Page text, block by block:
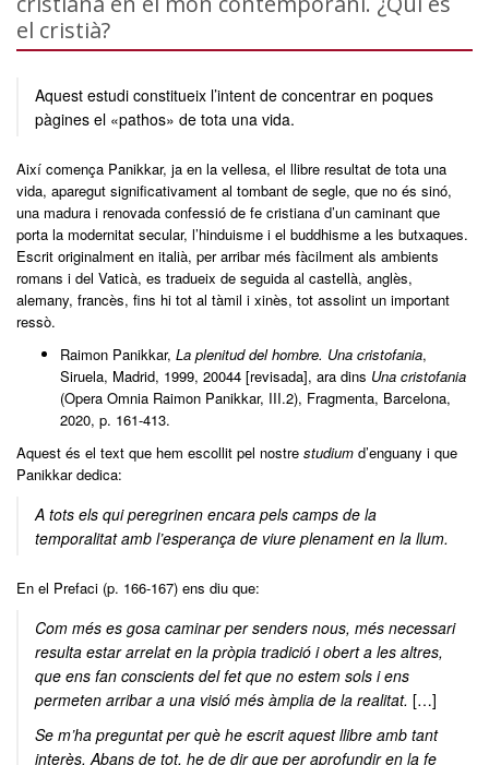
el cristià?
Aquest estudi constitueix l’intent de concentrar en poques
pàgines el «pathos» de tota una vida.
Així comença Panikkar, ja en la vellesa, el llibre resultat de tota una
vida, aparegut significativament al tombant de segle, que no és sinó,
una madura i renovada confessió de fe cristiana d’un caminant que
porta la modernitat secular, l’hinduisme i el buddhisme a les butxaques.
Escrit originalment en italià, per arribar més fàcilment als ambients
romans i del Vaticà, es tradueix de seguida al castellà, anglès,
alemany, francès, fins hi tot al tàmil i xinès, tot assolint un important
ressò.
Raimon Panikkar, La plenitud del hombre. Una cristofania,
Siruela, Madrid, 1999, 20044 [revisada], ara dins Una cristofania
(Opera Omnia Raimon Panikkar, III.2), Fragmenta, Barcelona,
2020, p. 161-413.
Aquest és el text que hem escollit pel nostre studium d’enguany i que
Panikkar dedica:
A tots els qui peregrinen encara pels camps de la
temporalitat amb l’esperança de viure plenament en la llum.
En el Prefaci (p. 166-167) ens diu que:
Com més es gosa caminar per senders nous, més necessari
resulta estar arrelat en la pròpia tradició i obert a les altres,
que ens fan conscients del fet que no estem sols i ens
permeten arribar a una visió més àmplia de la realitat. […]
Se m’ha preguntat per què he escrit aquest llibre amb tant
interès. Abans de tot, he de dir que per aprofundir en la fe